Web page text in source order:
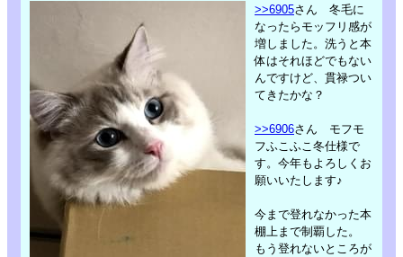
>>6905さん 冬毛に
なったらモッフリ感が
増しました。洗うと本
体はそれほどでもない
んですけど、貫禄つい
てきたかな？
>>6906さん モフモ
フふこふこ冬仕様で
す。今年もよろしくお
願いいたします♪
今まで登れなかった本
棚上まで制覇した。
もう登れないところが